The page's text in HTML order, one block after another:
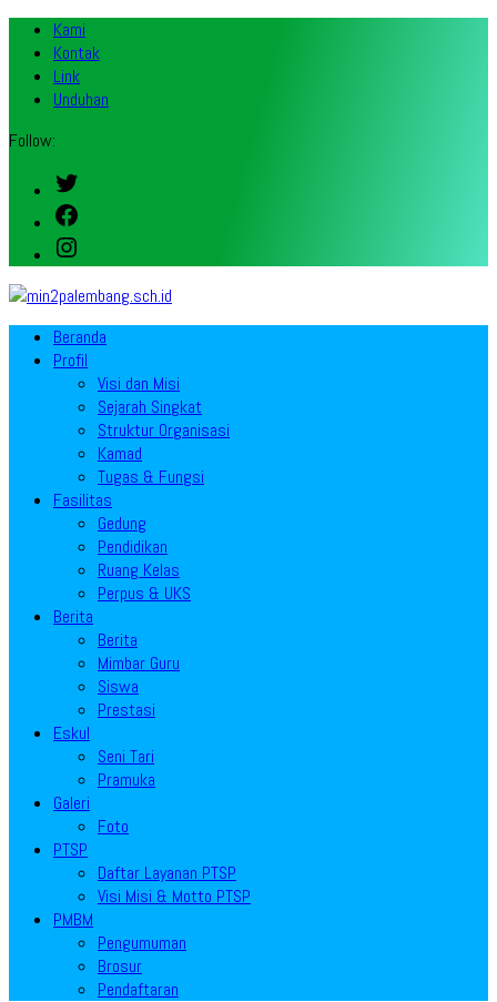
Kami
Kontak
Link
Unduhan
Follow:
Twitter
Facebook
Instagram
Beranda
Profil
Visi dan Misi
Sejarah Singkat
Struktur Organisasi
Kamad
Tugas & Fungsi
Fasilitas
Gedung
Pendidikan
Ruang Kelas
Perpus & UKS
Berita
Berita
Mimbar Guru
Siswa
Prestasi
Eskul
Seni Tari
Pramuka
Galeri
Foto
PTSP
Daftar Layanan PTSP
Visi Misi & Motto PTSP
PMBM
Pengumuman
Brosur
Pendaftaran